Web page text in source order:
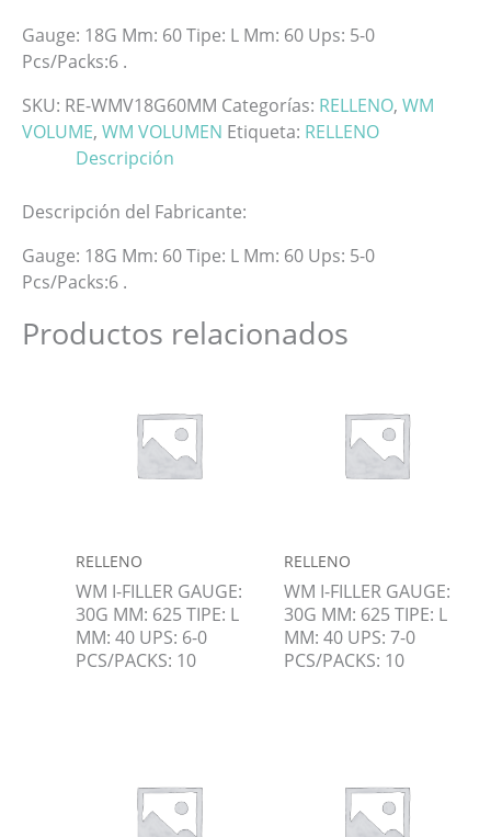
Gauge: 18G Mm: 60 Tipe: L Mm: 60 Ups: 5-0
Pcs/Packs:6 .
SKU: RE-WMV18G60MM Categorías: RELLENO, WM
VOLUME, WM VOLUMEN Etiqueta: RELLENO
Descripción
Descripción del Fabricante:
Gauge: 18G Mm: 60 Tipe: L Mm: 60 Ups: 5-0
Pcs/Packs:6 .
Productos relacionados
RELLENO
WM I-FILLER GAUGE:
30G MM: 625 TIPE: L
MM: 40 UPS: 6-0
PCS/PACKS: 10
RELLENO
WM I-FILLER GAUGE:
30G MM: 625 TIPE: L
MM: 40 UPS: 7-0
PCS/PACKS: 10